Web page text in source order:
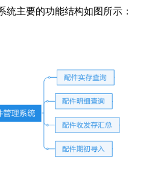
统主要的功能结构如图所示：